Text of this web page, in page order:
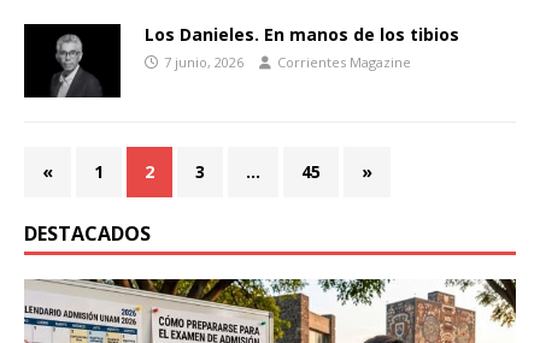
Los Danieles. En manos de los tibios
7 junio, 2026 Corrientes Magazine
« 1 2 3 … 45 »
DESTACADOS